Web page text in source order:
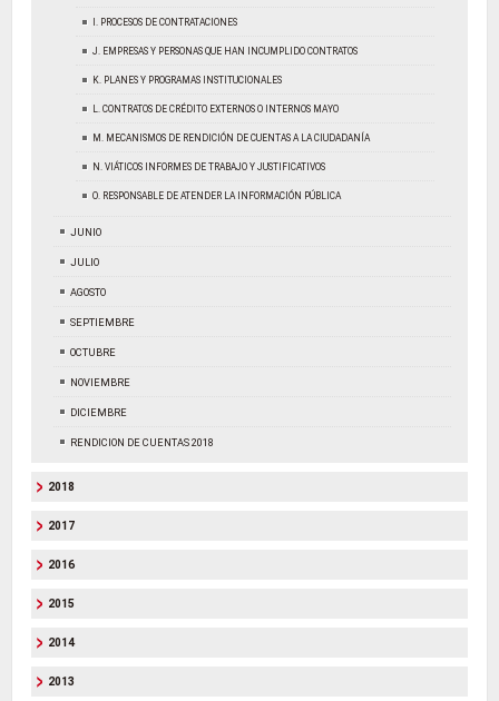
I. PROCESOS DE CONTRATACIONES
J. EMPRESAS Y PERSONAS QUE HAN INCUMPLIDO CONTRATOS
K. PLANES Y PROGRAMAS INSTITUCIONALES
L. CONTRATOS DE CRÉDITO EXTERNOS O INTERNOS MAYO
M. MECANISMOS DE RENDICIÓN DE CUENTAS A LA CIUDADANÍA
N. VIÁTICOS INFORMES DE TRABAJO Y JUSTIFICATIVOS
O. RESPONSABLE DE ATENDER LA INFORMACIÓN PÚBLICA
JUNIO
JULIO
AGOSTO
SEPTIEMBRE
OCTUBRE
NOVIEMBRE
DICIEMBRE
RENDICION DE CUENTAS 2018
2018
2017
2016
2015
2014
2013